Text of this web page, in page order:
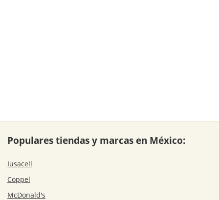
Populares tiendas y marcas en México:
Iusacell
Coppel
McDonald's